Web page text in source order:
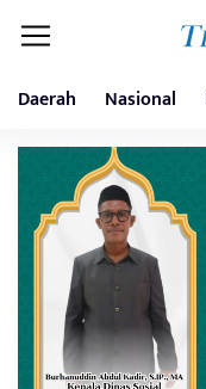
Daerah Nasional